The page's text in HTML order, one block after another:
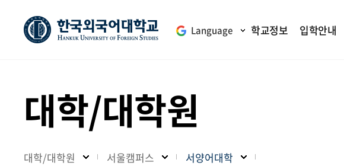
Language 학교정보 입학안내
대학/대학원
대학/대학원 서울캠퍼스 서양어대학